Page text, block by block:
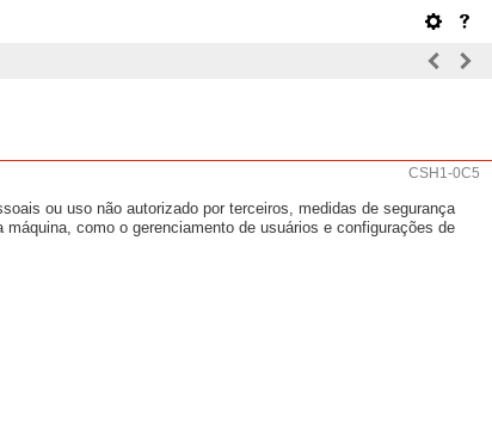
CSH1-0C5
ou uso não autorizado por terceiros, medidas de segurança
como o gerenciamento de usuários e configurações de